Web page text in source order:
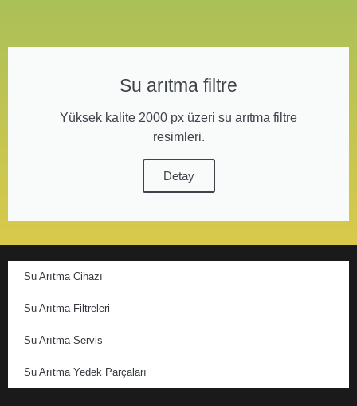
Su arıtma filtre
Yüksek kalite 2000 px üzeri su arıtma filtre
resimleri.
Detay
Su Arıtma Cihazı
Su Arıtma Filtreleri
Su Arıtma Servis
Su Arıtma Yedek Parçaları